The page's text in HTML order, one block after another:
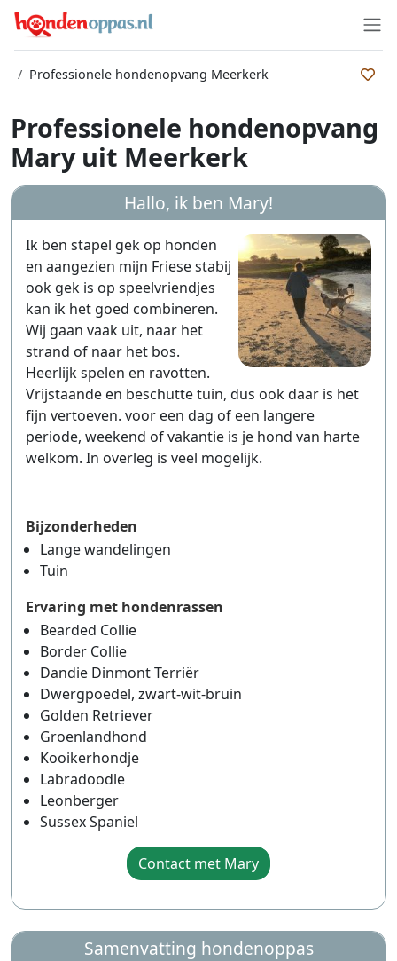
Professionele hondenopvang Meerkerk
Professionele hondenopvang
Mary uit Meerkerk
Hallo, ik ben Mary!
Ik ben stapel gek op honden
en aangezien mijn Friese stabij
ook gek is op speelvriendjes
kan ik het goed combineren.
Wij gaan vaak uit, naar het
strand of naar het bos.
Heerlijk spelen en ravotten.
Vrijstaande en beschutte tuin, dus ook daar is het
fijn vertoeven. voor een dag of een langere
periode, weekend of vakantie is je hond van harte
welkom. In overleg is veel mogelijk.
Bijzonderheden
Lange wandelingen
Tuin
Ervaring met hondenrassen
Bearded Collie
Border Collie
Dandie Dinmont Terriër
Dwergpoedel, zwart-wit-bruin
Golden Retriever
Groenlandhond
Kooikerhondje
Labradoodle
Leonberger
Sussex Spaniel
Contact met Mary
Samenvatting hondenoppas